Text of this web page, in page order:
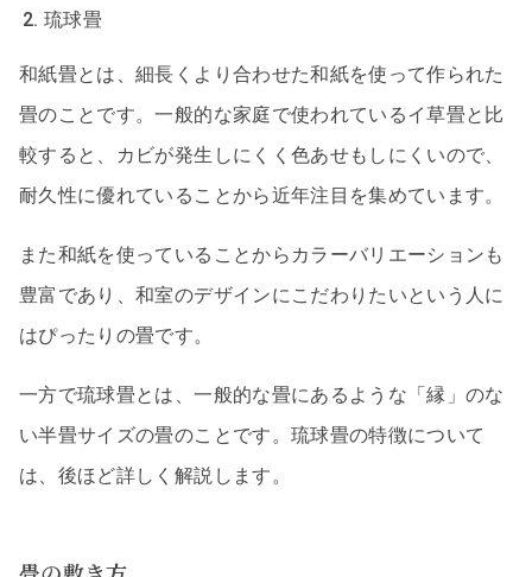
琉球畳
和紙畳とは、細長くより合わせた和紙を使って作られた
畳のことです。一般的な家庭で使われているイ草畳と比
較すると、カビが発生しにくく色あせもしにくいので、
耐久性に優れていることから近年注目を集めています。
また和紙を使っていることからカラーバリエーションも
豊富であり、和室のデザインにこだわりたいという人に
はぴったりの畳です。
一方で琉球畳とは、一般的な畳にあるような「縁」のな
い半畳サイズの畳のことです。琉球畳の特徴について
は、後ほど詳しく解説します。